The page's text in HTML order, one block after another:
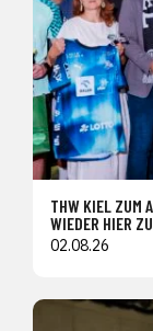
THW KIEL ZUM
WIEDER HIER
02.08.26